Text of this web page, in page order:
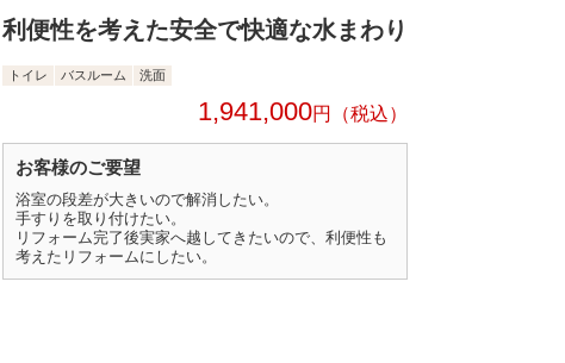
利便性を考えた安全で快適な水まわり
トイレ バスルーム 洗面
1,941,000円
お客様のご要望
浴室の段差が大きいので解消したい。
手すりを取り付けたい。
リフォーム完了後実家へ越してきたいので、利便性も
考えたリフォームにしたい。